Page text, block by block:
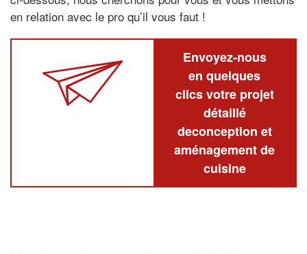
en relation avec le pro qu’il vous faut !
Envoyez-nous
en quelques
clics votre projet
détaillé
deconception et
aménagement de
cuisine